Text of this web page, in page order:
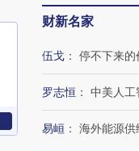
财新名家
伍戈 ： 停不下来的
罗志恒 ： 中美人工
易峘 ： 海外能源供